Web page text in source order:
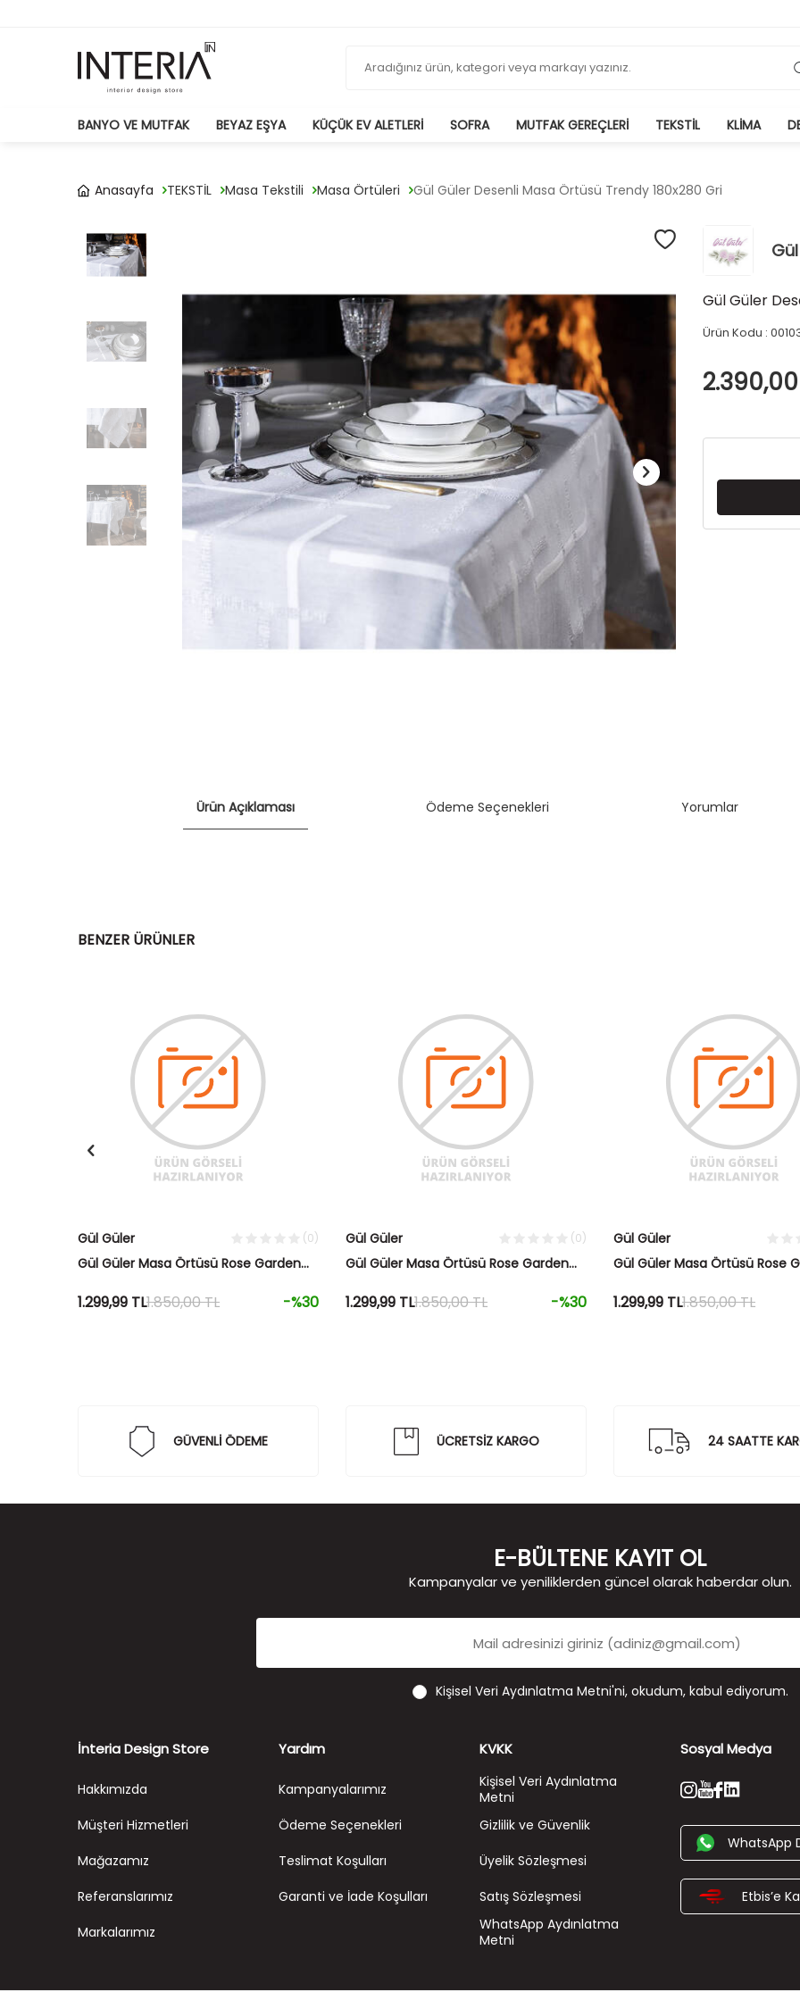
BANYO VE MUTFAK BEYAZ EŞYA KÜÇÜK EV ALETLERI SOFRA MUTFAK GEREÇLERI TEKSTIL KLIMA
Anasayfa TEKSTİL Masa Tekstili Masa Örtüleri Gül Güler Desenli Masa Örtüsü Trendy 180x280 Gri
Gül Güler
Ürün Kodu :
2.390,00
Ürün Açıklaması Ödeme Seçenekleri Yorumlar
BENZER ÜRÜNLER
Gül Güler (0)
Gül Güler Masa Örtüsü Rose Garden
1.299,99 TL1.850,00TL -%30
Gül Güler (0)
Gül Güler Masa Örtüsü Rose Garden
1.299,99 TL1.850,00TL -%30
Gül Güler
Gül Güler Masa Örtüsü Rose
1.299,99 TL1.850,00TL
GÜVENLİ ÖDEME ÜCRETSİZ KARGO 24 SAATTE
E-BÜLTENE KAYIT OL
Kampanyalar ve yeniliklerden güncel olarak haberdar olun.
Kişisel Veri Aydınlatma Metni'ni, okudum, kabul ediyorum.
İnteria Design Store
Hakkımızda
Müşteri Hizmetleri
Mağazamız
Referanslarımız
Markalarımız
Yardım
Kampanyalarımız
Ödeme Seçenekleri
Teslimat Koşulları
Garanti ve İade Koşulları
KVKK
Kişisel Veri Aydınlatma
Metni
Gizlilik ve Güvenlik
Üyelik Sözleşmesi
Satış Sözleşmesi
WhatsApp Aydınlatma
Metni
Sosyal Medya
WhatsApp
Etbis’e